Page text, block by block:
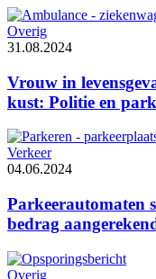
Overig
31.08.2024
Vrouw in
kust: Politie en
Verkeer
04.06.2024
Parkeerautomaten
bedrag
Overig